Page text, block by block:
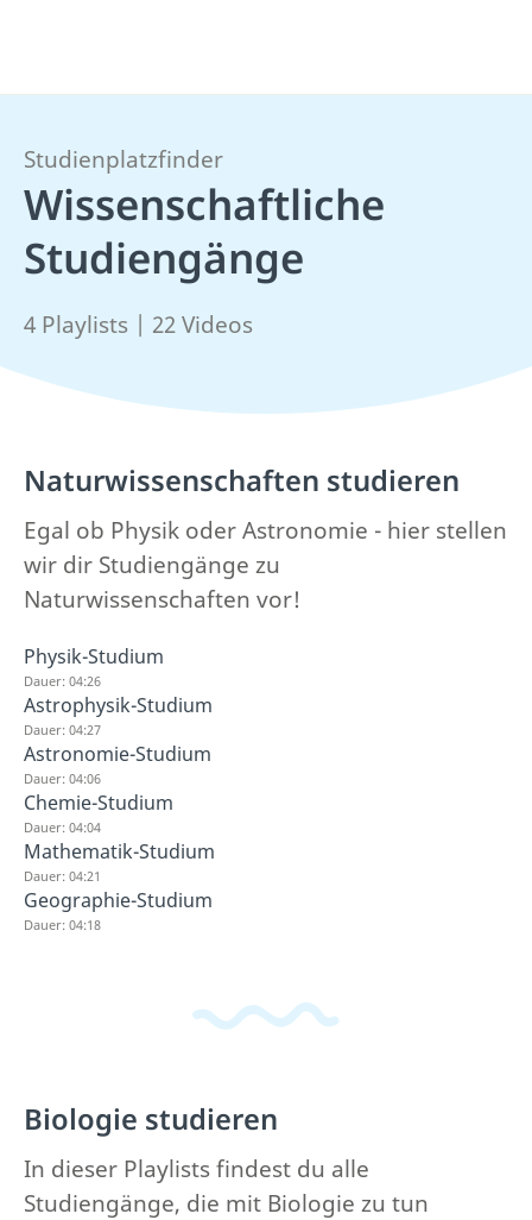
Studienplatzfinder
Wissenschaftliche
Studiengänge
4 Playlists | 22 Videos
Naturwissenschaften studieren
Egal ob Physik oder Astronomie - hier stellen
wir dir Studiengänge zu
Naturwissenschaften vor!
Physik-Studium
Dauer: 04:26
Astrophysik-Studium
Dauer: 04:27
Astronomie-Studium
Dauer: 04:06
Chemie-Studium
Dauer: 04:04
Mathematik-Studium
Dauer: 04:21
Geographie-Studium
Dauer: 04:18
Biologie studieren
In dieser Playlists findest du alle
Studiengänge, die mit Biologie zu tun